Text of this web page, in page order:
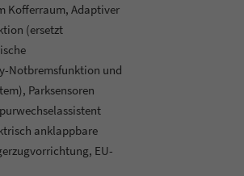
Kofferraum, Adaptiver
(ersetzt
Notbremsfunktion und
Parksensoren
anklappbare
EU-